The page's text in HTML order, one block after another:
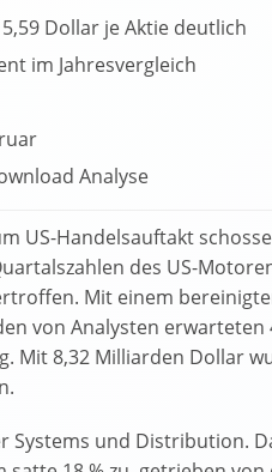
Dollar je Aktie deutlich
im Jahresvergleich
US-Handelsauftakt
des US-
Mit einem
von Analysten erwarteten
Mit 8,32 Milliarden Dollar
Systems und Distribution.